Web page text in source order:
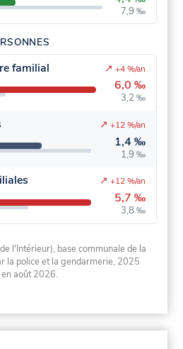
7,9 ‰
familial
6,0 ‰
3,2 ‰
↗ +4 %/an
1,4 ‰
1,9 ‰
↗ +12 %/an
5,7 ‰
3,8 ‰
↗ +12 %/an
l'Intérieur), base communale de la
la police et la gendarmerie, 2025
août 2026.